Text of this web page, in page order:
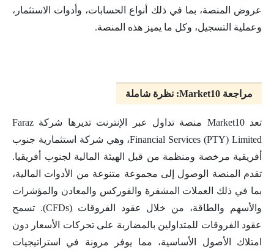
عروض المنصة، بما في ذلك أنواع الحسابات، وأدوات الاستثمار،
وعملية التسجيل، وكل ما يميز هذه المنصة.
مراجعة Market10: نظرة شاملة
تعد Market10 منصة تداول عبر الإنترنت تديرها شركة Faraz
Financial Services (PTY) Limited، وهي شركة استثمارية جنوب
أفريقية مرخصة ومنظمة من قبل الهيئة المالية لجنوب أفريقيا.
تقدم المنصة الوصول إلى مجموعة متنوعة من الأدوات المالية،
بما في ذلك العملات المشفرة والفوركس والمعادن والمؤشرات
والأسهم والطاقة، من خلال عقود الفروقات (CFDs). تسمح
عقود الفروقات للمتداولين بالمضاربة على تحركات الأسعار دون
امتلاك الأصول الأساسية، مما يوفر مرونة في استراتيجيات